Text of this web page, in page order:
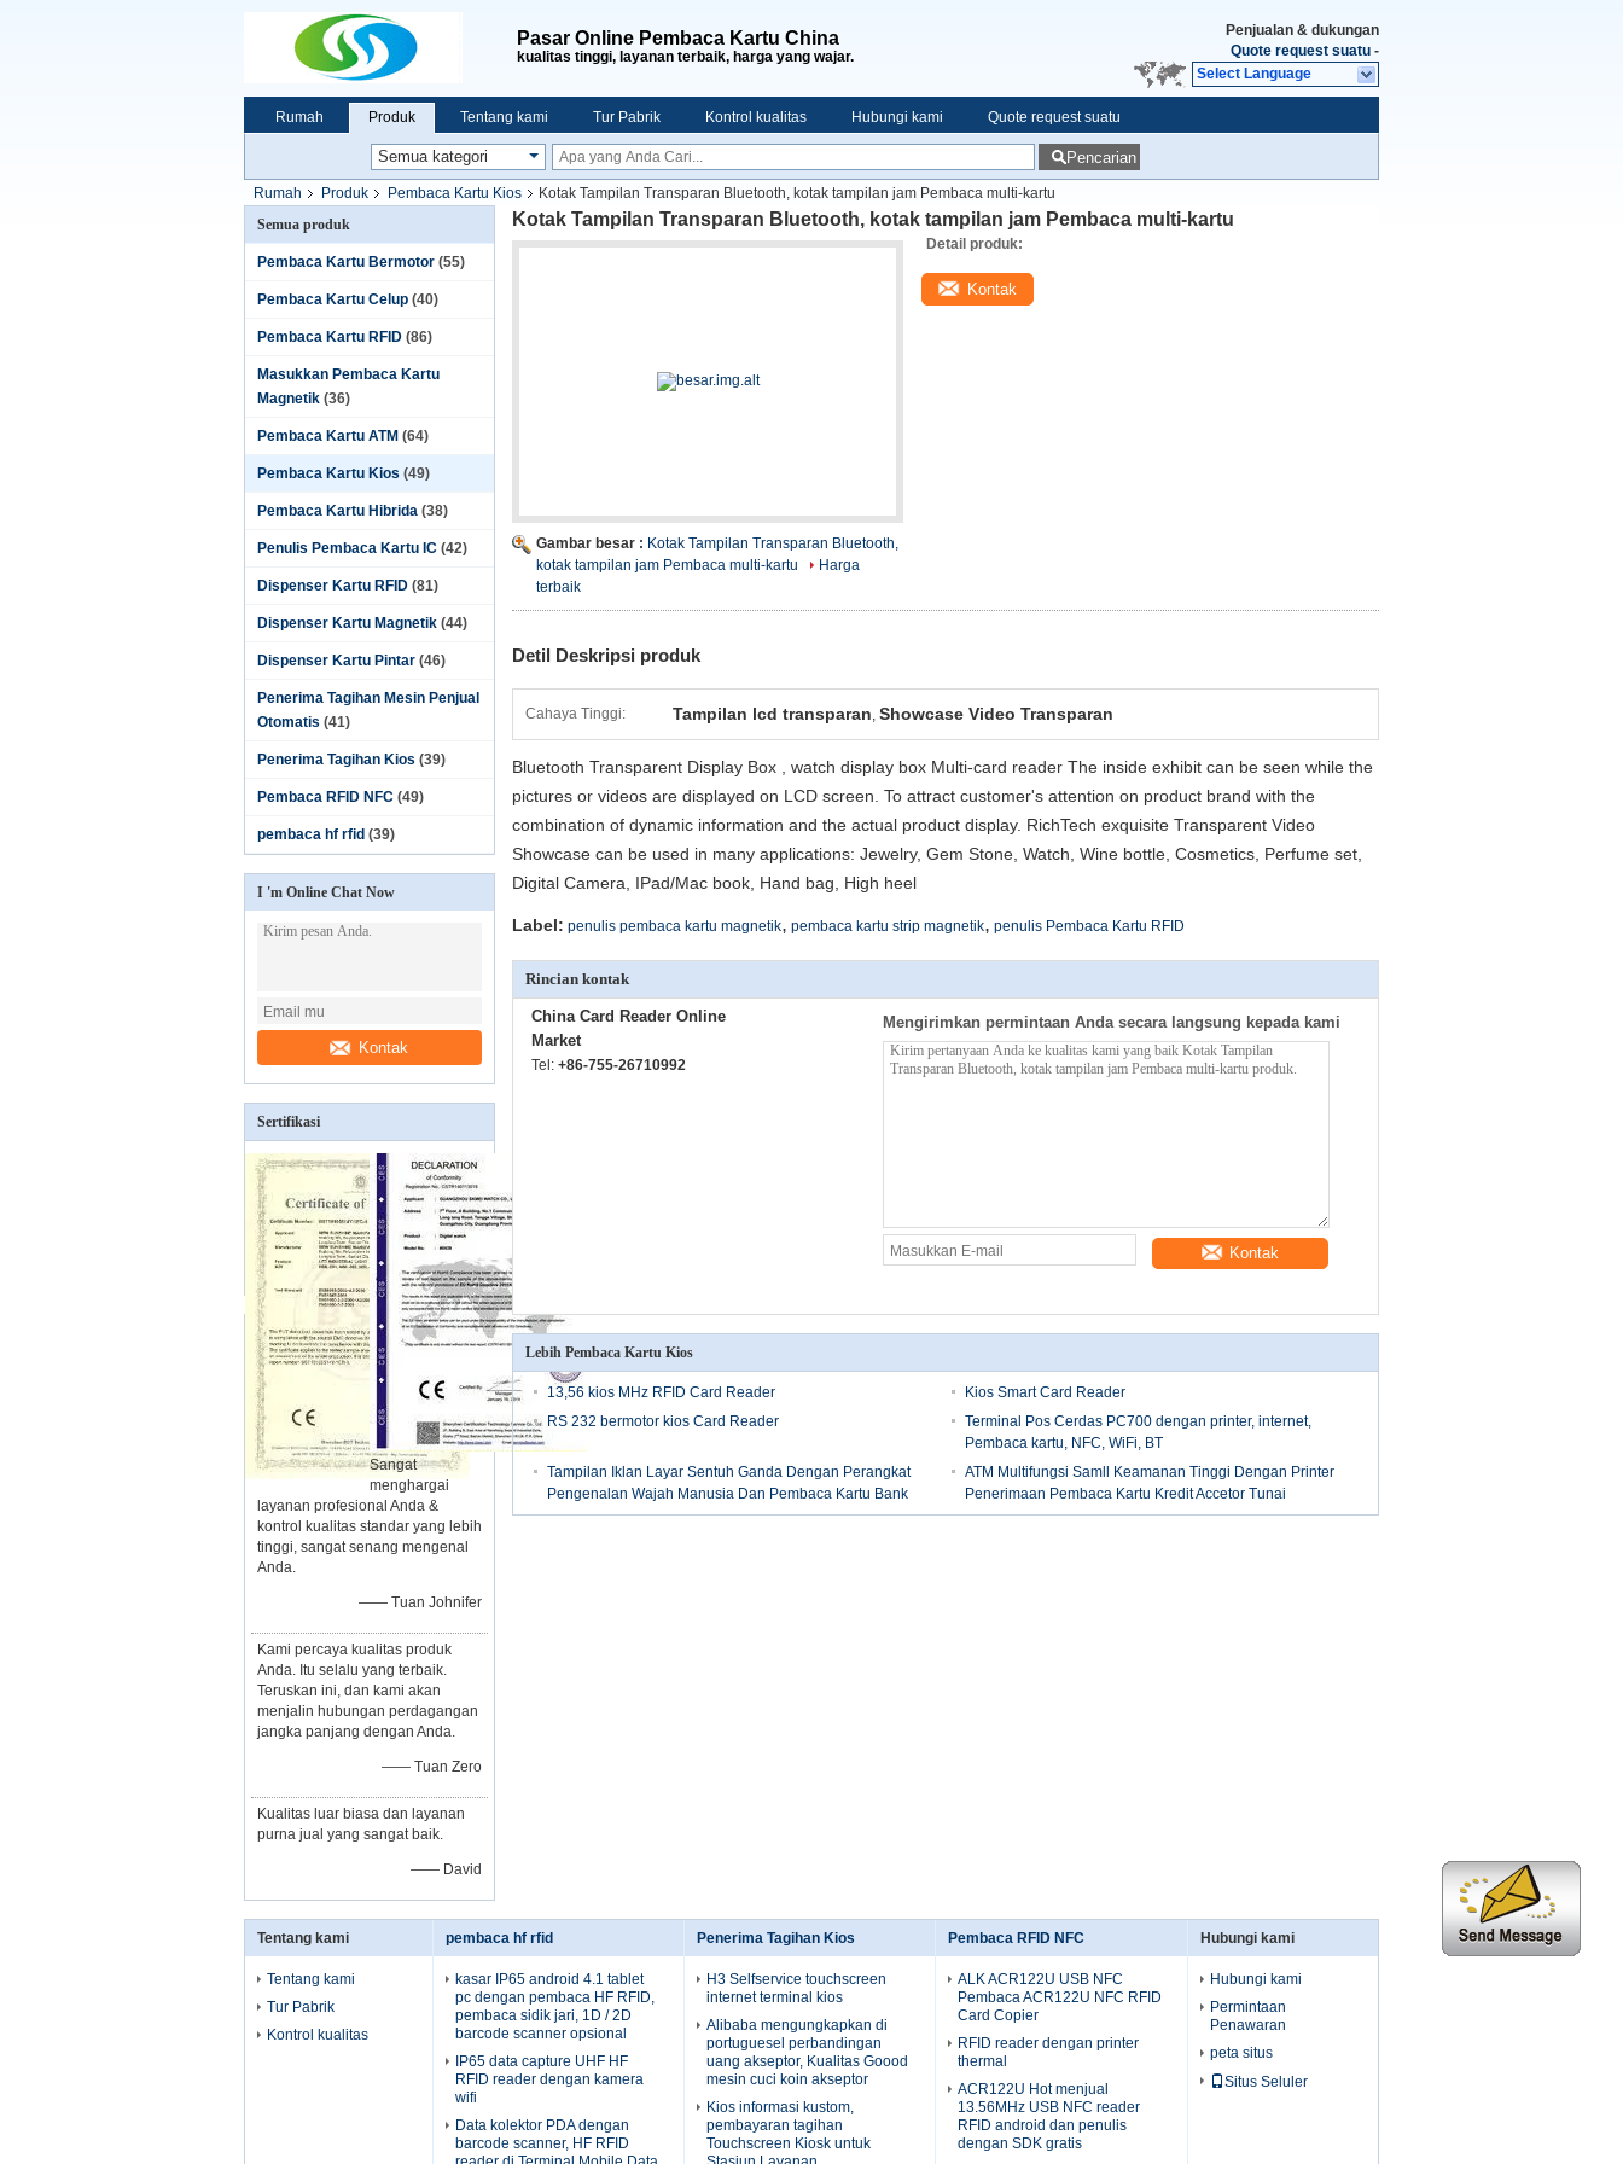
Pasar Online Pembaca Kartu China
kualitas tinggi, layanan terbaik, harga yang wajar.
Penjualan & dukungan
Quote request suatu -
Select Language
Rumah Produk Tentang kami Tur Pabrik Kontrol kualitas Hubungi kami Quote request suatu
Pencarian
Rumah Produk Pembaca Kartu Kios
Kotak Tampilan Transparan Bluetooth, kotak tampilan jam Pembaca multi-kartu
Semua produk
Pembaca Kartu Bermotor (55)
Pembaca Kartu Celup (40)
Pembaca Kartu RFID (86)
Masukkan Pembaca Kartu
Magnetik (36)
Pembaca Kartu ATM (64)
Pembaca Kartu Kios (49)
Pembaca Kartu Hibrida (38)
Penulis Pembaca Kartu IC (42)
Dispenser Kartu RFID (81)
Dispenser Kartu Magnetik (44)
Dispenser Kartu Pintar (46)
Penerima Tagihan Mesin Penjual
Otomatis (41)
Penerima Tagihan Kios (39)
Pembaca RFID NFC (49)
pembaca hf rfid (39)
I 'm Online Chat Now
Kontak
Sertifikasi
Sangat
menghargai
layanan profesional Anda &
kontrol kualitas standar yang lebih
tinggi, sangat senang mengenal
Anda.
—— Tuan Johnifer
Kami percaya kualitas produk
Anda. Itu selalu yang terbaik.
Teruskan ini, dan kami akan
menjalin hubungan perdagangan
jangka panjang dengan Anda.
—— Tuan Zero
Kualitas luar biasa dan layanan
purna jual yang sangat baik.
—— David
Kotak Tampilan Transparan Bluetooth, kotak tampilan jam Pembaca multi-kartu
Gambar besar : Kotak Tampilan Transparan Bluetooth,
kotak tampilan jam Pembaca multi-kartu
Harga
terbaik
Detail produk:
Kontak
Detil Deskripsi produk
Cahaya Tinggi: Tampilan lcd transparan, Showcase Video Transparan
Bluetooth Transparent Display Box , watch display box Multi-card reader The inside exhibit can be seen while the
pictures or videos are displayed on LCD screen. To attract customer's attention on product brand with the
combination of dynamic information and the actual product display. RichTech exquisite Transparent Video
Showcase can be used in many applications: Jewelry, Gem Stone, Watch, Wine bottle, Cosmetics, Perfume set,
Digital Camera, IPad/Mac book, Hand bag, High heel
Label: penulis pembaca kartu magnetik, pembaca kartu strip magnetik, penulis Pembaca Kartu RFID
Rincian kontak
China Card Reader Online
Market
Tel: +86-755-26710992
Mengirimkan permintaan Anda secara langsung kepada kami
Kontak
Lebih Pembaca Kartu Kios
13,56 kios MHz RFID Card Reader
Kios Smart Card Reader
RS 232 bermotor kios Card Reader
Terminal Pos Cerdas PC700 dengan printer, internet,
Pembaca kartu, NFC, WiFi, BT
Tampilan Iklan Layar Sentuh Ganda Dengan Perangkat
Pengenalan Wajah Manusia Dan Pembaca Kartu Bank
ATM Multifungsi Samll Keamanan Tinggi Dengan Printer
Penerimaan Pembaca Kartu Kredit Accetor Tunai
Tentang kami
Tentang kami
Tur Pabrik
Kontrol kualitas
pembaca hf rfid
kasar IP65 android 4.1 tablet
pc dengan pembaca HF RFID,
pembaca sidik jari, 1D / 2D
barcode scanner opsional
IP65 data capture UHF HF
RFID reader dengan kamera
wifi
Data kolektor PDA dengan
barcode scanner, HF RFID
Penerima Tagihan Kios
H3 Selfservice touchscreen
internet terminal kios
Alibaba mengungkapkan di
portuguesel perbandingan
uang akseptor, Kualitas Goood
mesin cuci koin akseptor
Kios informasi kustom,
pembayaran tagihan
Touchscreen Kiosk untuk
Pembaca RFID NFC
ALK ACR122U USB NFC
Pembaca ACR122U NFC RFID
Card Copier
RFID reader dengan printer
thermal
ACR122U Hot menjual
13.56MHz USB NFC reader
RFID android dan penulis
dengan SDK gratis
Hubungi kami
Hubungi kami
Permintaan
Penawaran
peta situs
Situs Seluler